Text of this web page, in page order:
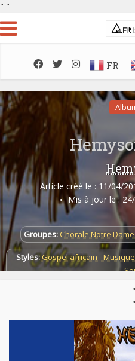
" "
FR
Article créé le : 11/04/
Mis à jour le :
Groupes: Chorale Notre
Styles:Gospel africain -
Décédé :"
"